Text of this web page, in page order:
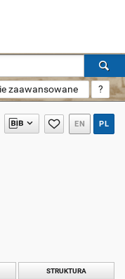
zaawansowane ?
EN PL
STRUKTURA